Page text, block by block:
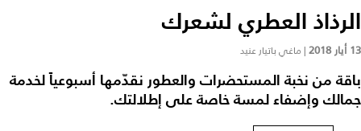
الرذاذ العطري لشعرك
13 أيار 2018 | ماغي باتيار عنيد
باقة من نخبة المستحضرات والعطور نقدّمها أسبوعياً لخدمة
جمالك وإضفاء لمسة خاصة على إطلالتك.